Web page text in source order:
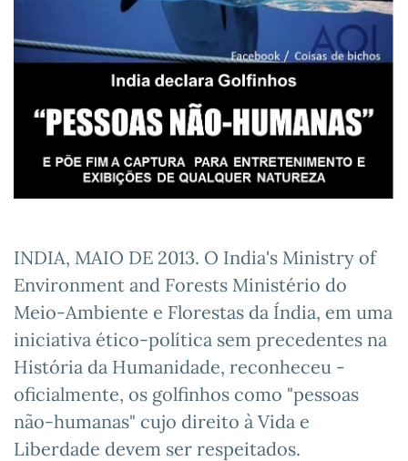
INDIA, MAIO DE 2013. O India's Ministry of
Environment and Forests Ministério do
Meio-Ambiente e Florestas da Índia, em uma
iniciativa ético-política sem precedentes na
História da Humanidade, reconheceu -
oficialmente, os golfinhos como "pessoas
não-humanas" cujo direito à Vida e
Liberdade devem ser respeitados.